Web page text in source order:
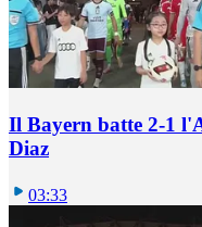
Il Bayern batte 2-1
Diaz
03:33